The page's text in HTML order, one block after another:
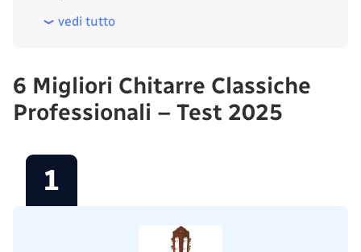
vedi tutto
6 Migliori Chitarre Classiche
Professionali – Test 2025
1